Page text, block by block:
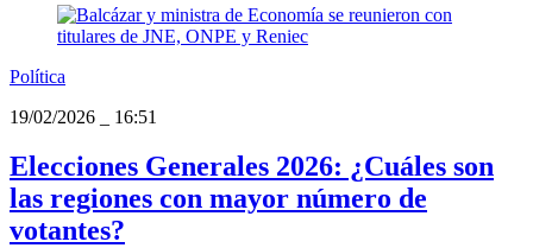
Política
19/02/2026
16:51
Elecciones Generales 2026: ¿Cuáles son
las regiones con mayor número de
votantes?